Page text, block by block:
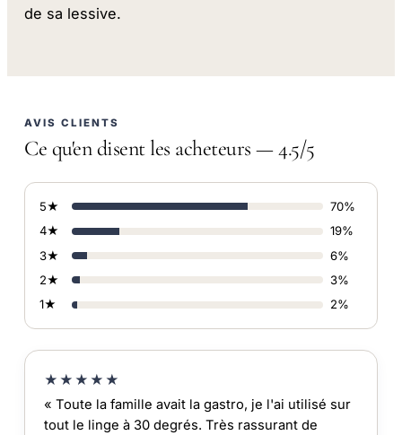
de sa lessive.
AVIS CLIENTS
Ce qu'en disent les acheteurs — 4.5/5
5★
70%
4★
19%
3★
6%
2★
3%
1★
2%
★★★★★
« Toute la famille avait la gastro, je l'ai utilisé sur
tout le linge à 30 degrés. Très rassurant de